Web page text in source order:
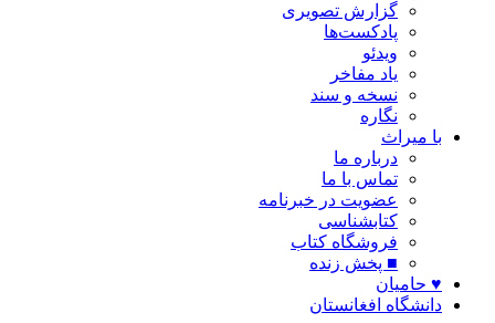
گزارش تصویری
پادکست‌ها
ویدئو
یاد مفاخر
نسخه و سند
نگاره
با میراث
درباره ما
تماس با ما
عضویت در خبرنامه
کتابشناسی
فروشگاه کتاب
■ پخش زنده
♥ حامیان
دانشگاه افغانستان